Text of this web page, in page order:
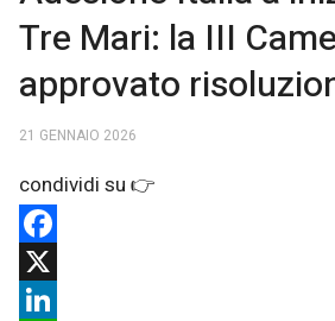
Tre Mari: la III
approvato
21 GENNAIO 2026
Facebook
X